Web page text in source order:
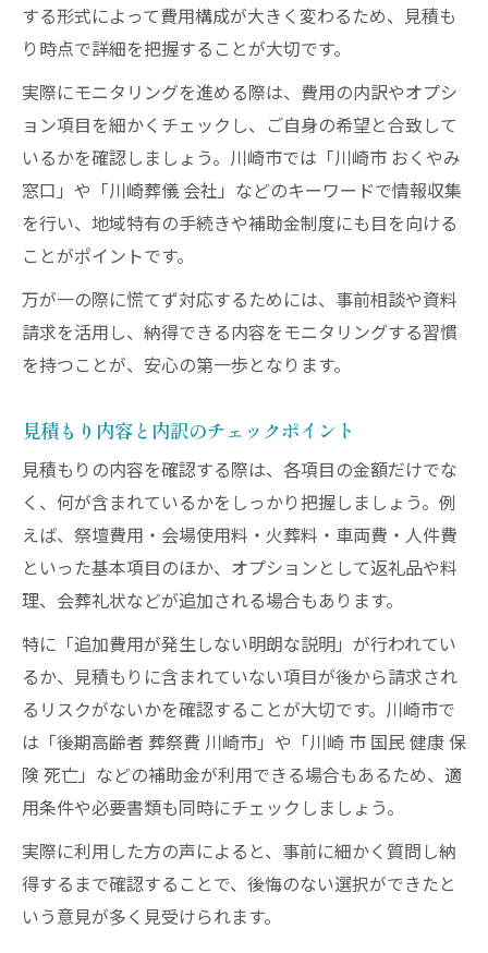
する形式によって費用構成が大きく変わるため、見積も
り時点で詳細を把握することが大切です。
実際にモニタリングを進める際は、費用の内訳やオプシ
ョン項目を細かくチェックし、ご自身の希望と合致して
いるかを確認しましょう。川崎市では「川崎市 おくやみ
窓口」や「川崎葬儀 会社」などのキーワードで情報収集
を行い、地域特有の手続きや補助金制度にも目を向ける
ことがポイントです。
万が一の際に慌てず対応するためには、事前相談や資料
請求を活用し、納得できる内容をモニタリングする習慣
を持つことが、安心の第一歩となります。
見積もり内容と内訳のチェックポイント
見積もりの内容を確認する際は、各項目の金額だけでな
く、何が含まれているかをしっかり把握しましょう。例
えば、祭壇費用・会場使用料・火葬料・車両費・人件費
といった基本項目のほか、オプションとして返礼品や料
理、会葬礼状などが追加される場合もあります。
特に「追加費用が発生しない明朗な説明」が行われてい
るか、見積もりに含まれていない項目が後から請求され
るリスクがないかを確認することが大切です。川崎市で
は「後期高齢者 葬祭費 川崎市」や「川崎 市 国民 健康 保
険 死亡」などの補助金が利用できる場合もあるため、適
用条件や必要書類も同時にチェックしましょう。
実際に利用した方の声によると、事前に細かく質問し納
得するまで確認することで、後悔のない選択ができたと
いう意見が多く見受けられます。